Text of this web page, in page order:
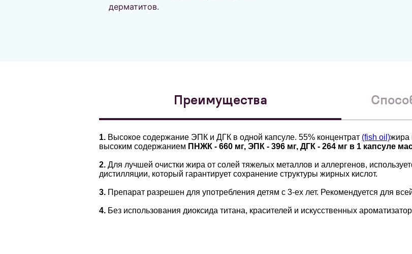
дерматитов.
Преимущества
1. Высокое содержание ЭПК и ДГК в одной капсуле. 55% концентрат (fish oil)жира
высоким содержанием ПНЖК - 660 мг, ЭПК - 396 мг, ДГК - 264 мг в 1 капсуле
2. Для лучшей очистки жира от солей тяжелых металлов и аллергенов,
дистилляции, который гарантирует сохранение структуры жирных кислот.
3. Препарат разрешен для употребления детям с 3-ех лет. Рекомендуется для
4. Без использования диоксида титана, красителей и искусственных